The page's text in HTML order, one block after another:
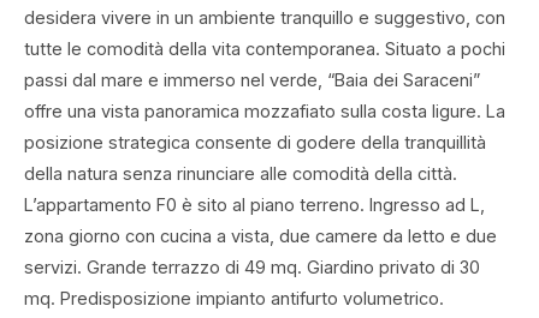
desidera vivere in un ambiente tranquillo e suggestivo, con
tutte le comodità della vita contemporanea. Situato a pochi
passi dal mare e immerso nel verde, “Baia dei Saraceni”
offre una vista panoramica mozzafiato sulla costa ligure. La
posizione strategica consente di godere della tranquillità
della natura senza rinunciare alle comodità della città.
L’appartamento F0 è sito al piano terreno. Ingresso ad L,
zona giorno con cucina a vista, due camere da letto e due
servizi. Grande terrazzo di 49 mq. Giardino privato di 30
mq. Predisposizione impianto antifurto volumetrico.